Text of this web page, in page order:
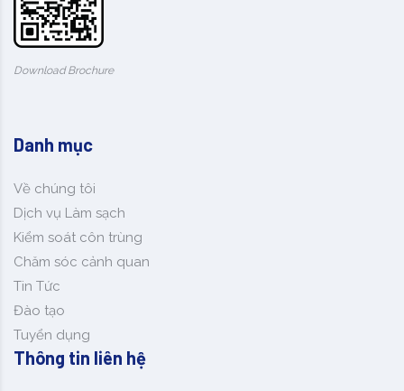
Download Brochure
Danh mục
Về chúng tôi
Dịch vụ Làm sạch
Kiểm soát côn trùng
Chăm sóc cảnh quan
Tin Tức
Đào tạo
Tuyển dụng
Thông tin liên hệ